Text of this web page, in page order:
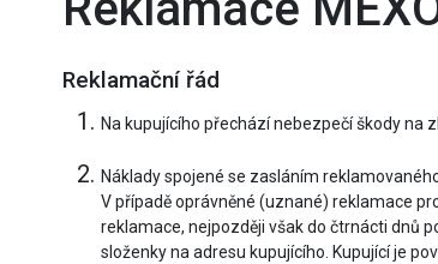
Reklamační řád
Na kupujícího přechází nebezpečí škody na
Náklady spojené se zasláním
V případě oprávněné (uznané) reklamace
reklamace, nejpozději však do čtrnácti dnů
složenky na adresu kupujícího. Kupující je